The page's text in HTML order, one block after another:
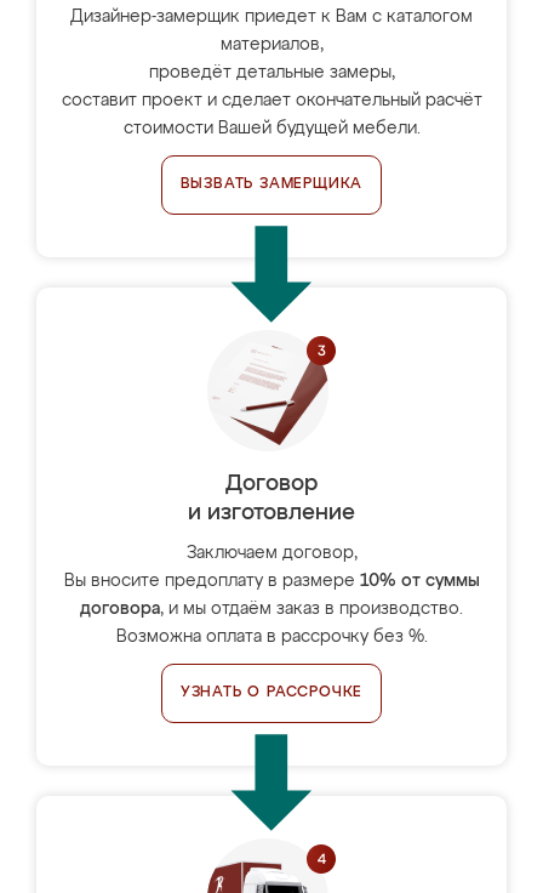
Дизайнер-замерщик приедет к Вам с каталогом
материалов,
проведёт детальные замеры,
составит проект и сделает окончательный расчёт
стоимости Вашей будущей мебели.
ВЫЗВАТЬ ЗАМЕРЩИКА
Договор
и изготовление
Заключаем договор,
Вы вносите предоплату в размере 10% от суммы
договора, и мы отдаём заказ в производство.
Возможна оплата в рассрочку без %.
УЗНАТЬ О РАССРОЧКЕ